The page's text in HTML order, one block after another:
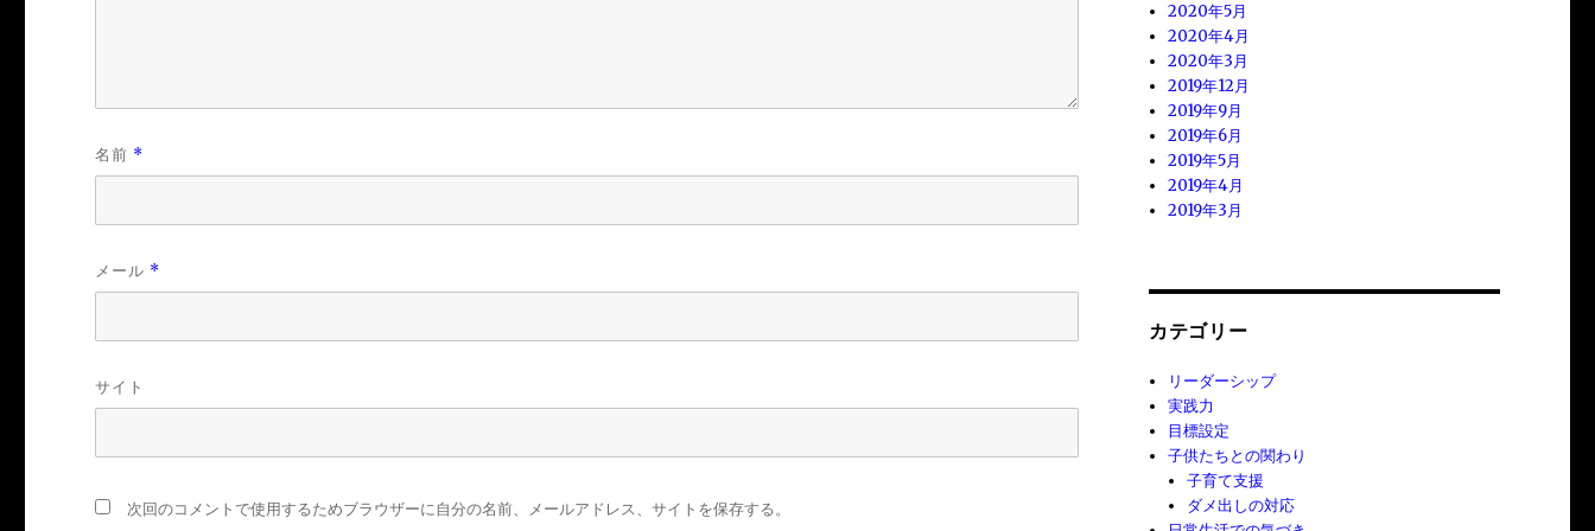
名前 *
メール *
サイト
次回のコメントで使用するためブラウザーに自分の名前、メールアドレス、サイトを保存する。
2020年5月
2020年4月
2020年3月
2019年12月
2019年9月
2019年6月
2019年5月
2019年4月
2019年3月
カテゴリー
リーダーシップ
実践力
目標設定
子供たちとの関わり
子育て支援
ダメ出しの対応